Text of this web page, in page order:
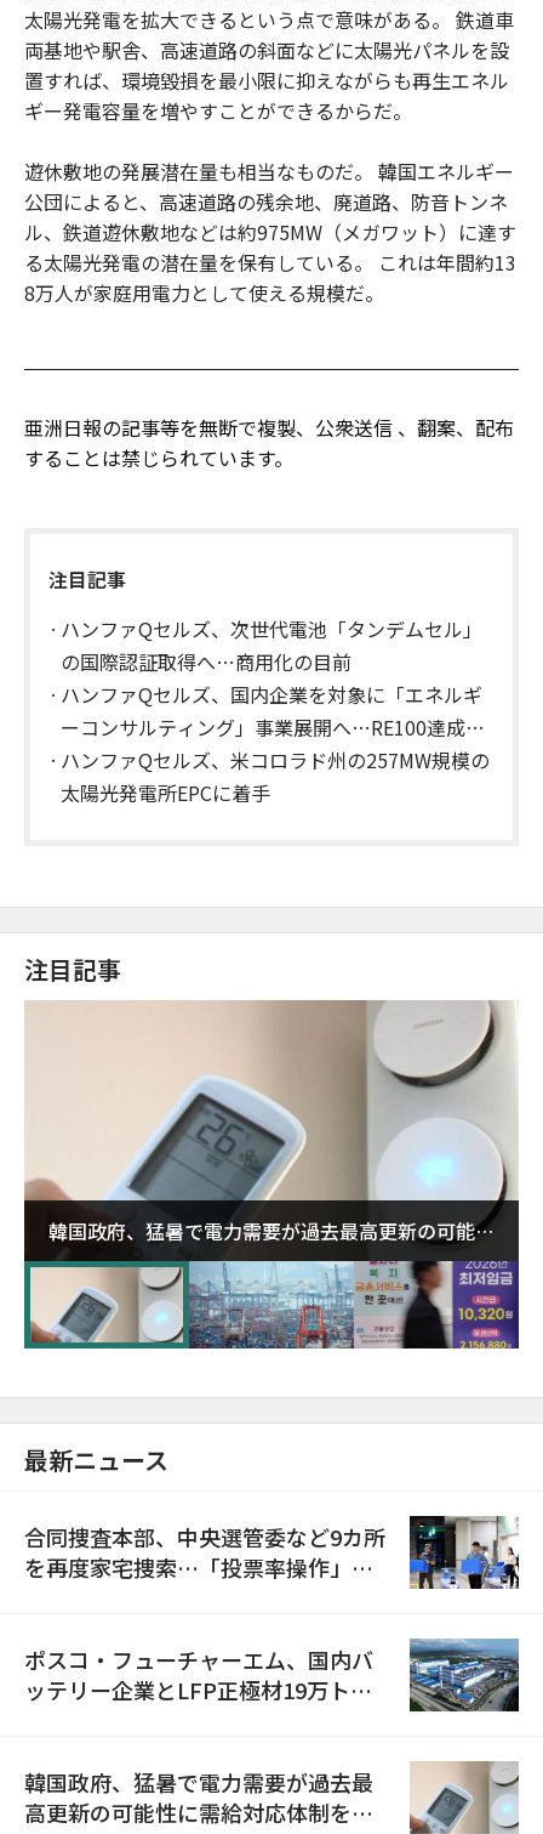
太陽光発電を拡大できるという点で意味がある。 鉄道車
両基地や駅舎、高速道路の斜面などに太陽光パネルを設
置すれば、環境毀損を最小限に抑えながらも再生エネル
ギー発電容量を増やすことができるからだ。
遊休敷地の発展潜在量も相当なものだ。 韓国エネルギー
公団によると、高速道路の残余地、廃道路、防音トンネ
ル、鉄道遊休敷地などは約975MW（メガワット）に達す
る太陽光発電の潜在量を保有している。 これは年間約13
8万人が家庭用電力として使える規模だ。
亜洲日報の記事等を無断で複製、公衆送信 、翻案、配布
することは禁じられています。
注目記事
ハンファQセルズ、次世代電池「タンデムセル」
の国際認証取得へ…商用化の目前
ハンファQセルズ、国内企業を対象に「エネルギ
ーコンサルティング」事業展開へ…RE100達成支
援
ハンファQセルズ、米コロラド州の257MW規模の
太陽光発電所EPCに着手
注目記事
韓国政府、猛暑で電力需要が過去最高更新の可能性
に需給対応体制を点検
最新ニュース
合同捜査本部、中央選管委など9カ所
を再度家宅捜索…「投票率操作」の
ポスコ・フューチャーエム、国内バ
ッテリー企業とLFP正極材19万トン
韓国政府、猛暑で電力需要が過去最
高更新の可能性に需給対応体制を点